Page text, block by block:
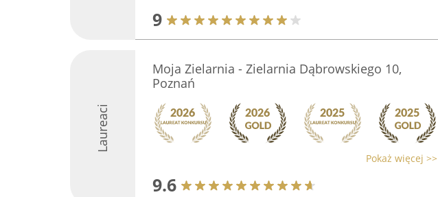
9
Laureaci
Moja Zielarnia - Zielarnia Dąbrowskiego 10,
Poznań
Pokaż więcej >>
9.6